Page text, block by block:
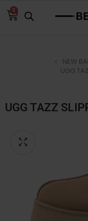
0
NEW
UGG
UGG TAZZ